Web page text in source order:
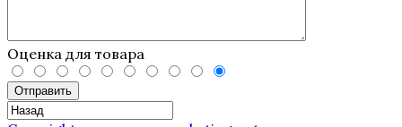
Оценка для товара
Отправить